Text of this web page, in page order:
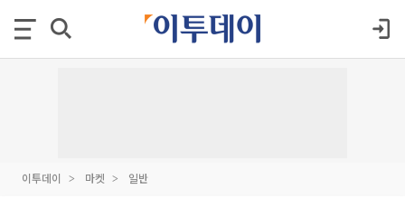
이투데이 마켓 일반